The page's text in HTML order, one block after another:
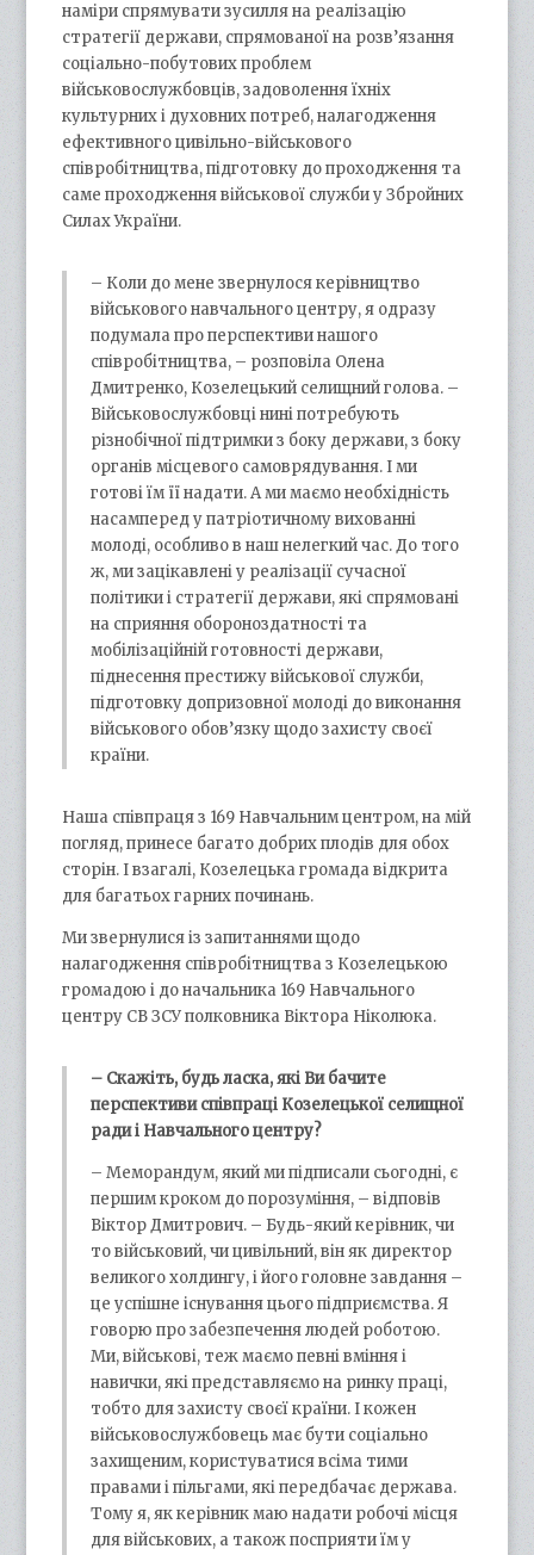
наміри спрямувати зусилля на реалізацію
стратегії держави, спрямованої на розв’язання
соціально-побутових проблем
військовослужбовців, задоволення їхніх
культурних і духовних потреб, налагодження
ефективного цивільно-військового
співробітництва, підготовку до проходження та
саме проходження військової служби у Збройних
Силах України.
– Коли до мене звернулося керівництво
військового навчального центру, я одразу
подумала про перспективи нашого
співробітництва, – розповіла Олена
Дмитренко, Козелецький селищний голова. –
Військовослужбовці нині потребують
різнобічної підтримки з боку держави, з боку
органів місцевого самоврядування. І ми
готові їм її надати. А ми маємо необхідність
насамперед у патріотичному вихованні
молоді, особливо в наш нелегкий час. До того
ж, ми зацікавлені у реалізації сучасної
політики і стратегії держави, які спрямовані
на сприяння обороноздатності та
мобілізаційній готовності держави,
піднесення престижу військової служби,
підготовку допризовної молоді до виконання
військового обов’язку щодо захисту своєї
країни.
Наша співпраця з 169 Навчальним центром, на мій
погляд, принесе багато добрих плодів для обох
сторін. І взагалі, Козелецька громада відкрита
для багатьох гарних починань.
Ми звернулися із запитаннями щодо
налагодження співробітництва з Козелецькою
громадою і до начальника 169 Навчального
центру СВ ЗСУ полковника Віктора Ніколюка.
– Скажіть, будь ласка, які Ви бачите
перспективи співпраці Козелецької селищної
ради і Навчального центру?
– Меморандум, який ми підписали сьогодні, є
першим кроком до порозуміння, – відповів
Віктор Дмитрович. – Будь-який керівник, чи
то військовий, чи цивільний, він як директор
великого холдингу, і його головне завдання –
це успішне існування цього підприємства. Я
говорю про забезпечення людей роботою.
Ми, військові, теж маємо певні вміння і
навички, які представляємо на ринку праці,
тобто для захисту своєї країни. І кожен
військовослужбовець має бути соціально
захищеним, користуватися всіма тими
правами і пільгами, які передбачає держава.
Тому я, як керівник маю надати робочі місця
для військових, а також посприяти їм у